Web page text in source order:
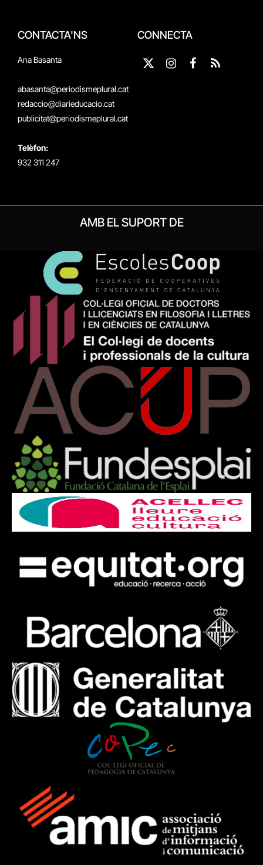
CONTACTA'NS
Ana Basanta
abasanta@periodismeplural.cat
redaccio@diarieducacio.cat
publicitat@periodismeplural.cat
Telèfon:
932 311 247
CONNECTA
X
Instagram
Facebook
RSS
AMB EL SUPORT DE